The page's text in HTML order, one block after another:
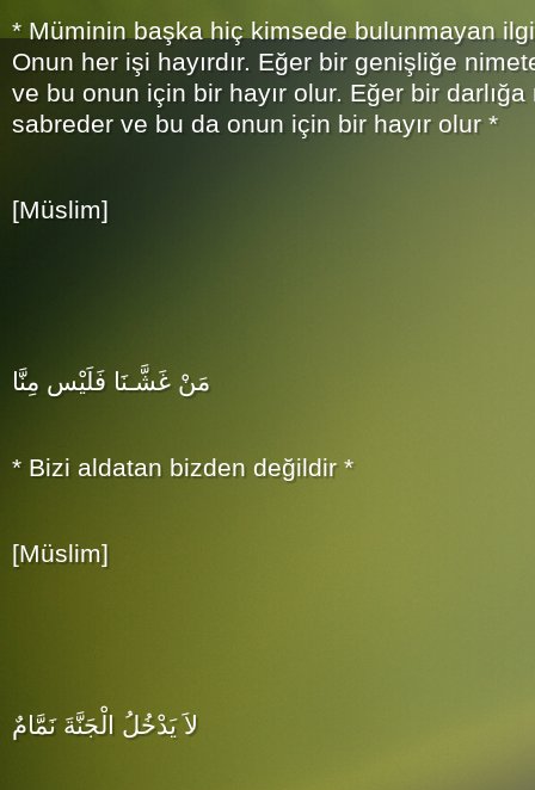
* Müminin başka hiç kimsede bulunmayan
Onun her işi hayırdır. Eğer bir genişliğe
ve bu onun için bir hayır olur. Eğer bir
sabreder ve bu da onun için bir hayır olur *
[Müslim]
مَنْ غَشَّـنَا فَلَيْس مِنَّا
* Bizi aldatan bizden değildir *
[Müslim]
لاَ يَدْخُلُ الْجَنَّةَ نَمَّامٌ